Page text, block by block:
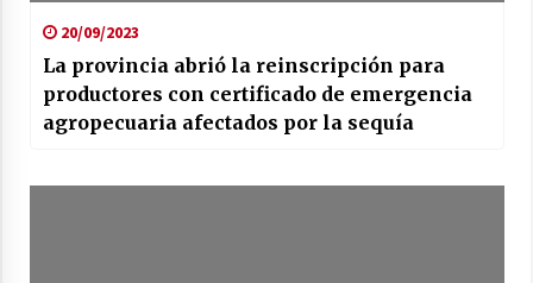
20/09/2023
La provincia abrió la reinscripción para
productores con certificado de emergencia
agropecuaria afectados por la sequía